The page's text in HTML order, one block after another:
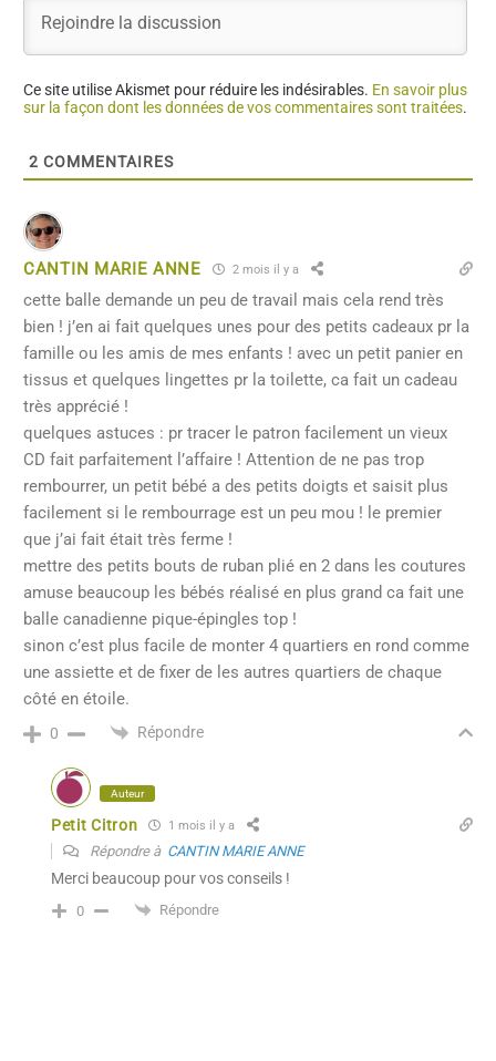
Ce site utilise Akismet pour réduire les indésirables. En savoir plus
sur la façon dont les données de vos commentaires sont traitées.
2 COMMENTAIRES
CANTIN MARIE ANNE 2 mois il y a
cette balle demande un peu de travail mais cela rend très
bien ! j’en ai fait quelques unes pour des petits cadeaux pr la
famille ou les amis de mes enfants ! avec un petit panier en
tissus et quelques lingettes pr la toilette, ca fait un cadeau
très apprécié !
quelques astuces : pr tracer le patron facilement un vieux
CD fait parfaitement l’affaire ! Attention de ne pas trop
rembourrer, un petit bébé a des petits doigts et saisit plus
facilement si le rembourrage est un peu mou ! le premier
que j’ai fait était très ferme !
mettre des petits bouts de ruban plié en 2 dans les coutures
amuse beaucoup les bébés réalisé en plus grand ca fait une
balle canadienne pique-épingles top !
sinon c’est plus facile de monter 4 quartiers en rond comme
une assiette et de fixer de les autres quartiers de chaque
côté en étoile.
0 Répondre
Auteur
Petit Citron 1 mois il y a
Répondre à CANTIN MARIE ANNE
Merci beaucoup pour vos conseils !
0 Répondre